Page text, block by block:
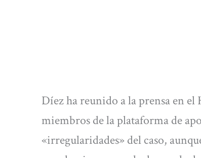
Díez ha reunido a la prensa en el
miembros de la plataforma de
«irregularidades» del caso,